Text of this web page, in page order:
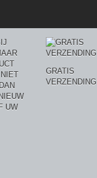
GRATIS
VERZENDING